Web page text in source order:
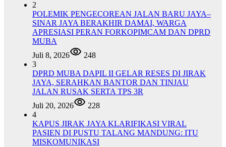
2
POLEMIK PENGECOREAN JALAN BARU JAYA–
SINAR JAYA BERAKHIR DAMAI, WARGA
APRESIASI PERAN FORKOPIMCAM DAN DPRD
MUBA
Juli 8, 2026
248
3
DPRD MUBA DAPIL II GELAR RESES DI JIRAK
JAYA, SERAHKAN BANTOR DAN TINJAU
JALAN RUSAK SERTA TPS 3R
Juli 20, 2026
228
4
KAPUS JIRAK JAYA KLARIFIKASI VIRAL
PASIEN DI PUSTU TALANG MANDUNG: ITU
MISKOMUNIKASI